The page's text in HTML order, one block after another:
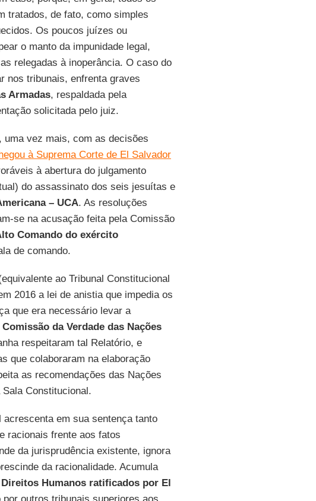
tratados, de fato, como simples
Os poucos juízes ou
o manto da impunidade legal,
relegadas à inoperância. O caso do
nos tribunais, enfrenta graves
Armadas, respaldada pela
solicitada pelo juiz.
vez mais, com as decisões
à Suprema Corte de El Salvador
à abertura do julgamento
do assassinato dos seis jesuítas e
– UCA. As resoluções
se na acusação feita pela Comissão
Comando do exército
de comando.
ao Tribunal Constitucional
2016 a lei de anistia que impedia os
que era necessário levar a
da Verdade das Nações
respeitaram tal Relatório, e
que colaboraram na elaboração
as recomendações das Nações
Constitucional.
acrescenta em sua sentença tanto
racionais frente aos fatos
da jurisprudência existente, ignora
da racionalidade. Acumula
Direitos Humanos ratificados por El